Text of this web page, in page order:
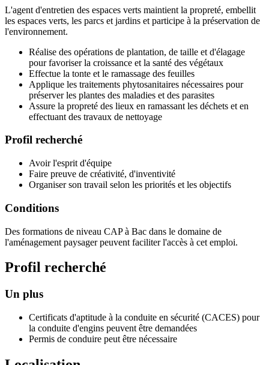
L'agent d'entretien des espaces verts maintient la propreté, embellit
les espaces verts, les parcs et jardins et participe à la préservation de
l'environnement.
Réalise des opérations de plantation, de taille et d'élagage
pour favoriser la croissance et la santé des végétaux
Effectue la tonte et le ramassage des feuilles
Applique les traitements phytosanitaires nécessaires pour
préserver les plantes des maladies et des parasites
Assure la propreté des lieux en ramassant les déchets et en
effectuant des travaux de nettoyage
Profil recherché
Avoir l'esprit d'équipe
Faire preuve de créativité, d'inventivité
Organiser son travail selon les priorités et les objectifs
Conditions
Des formations de niveau CAP à Bac dans le domaine de
l'aménagement paysager peuvent faciliter l'accès à cet emploi.
Profil recherché
Un plus
Certificats d'aptitude à la conduite en sécurité (CACES) pour
la conduite d'engins peuvent être demandées
Permis de conduire peut être nécessaire